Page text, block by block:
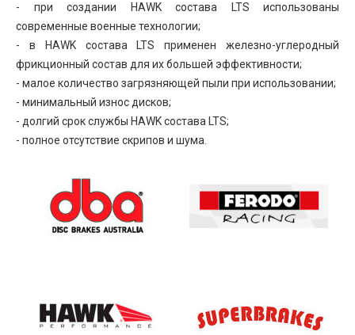
- при создании HAWK состава LTS использованы
современные военные технологии;
- в HAWK состава LTS применен железно-углеродный
фрикционный состав для их большей эффективности;
- малое количество загрязняющей пыли при использовании;
- минимальный износ дисков;
- долгий срок службы HAWK состава LTS;
- полное отсутствие скрипов и шума.